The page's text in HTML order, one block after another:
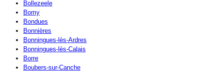
Bollezeele
Bomy
Bondues
Bonnières
Bonningues-lès-Ardres
Bonningues-lès-Calais
Borre
Boubers-sur-Canche